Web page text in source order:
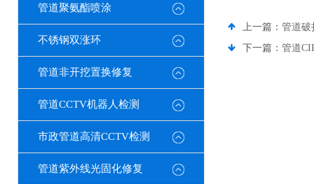
管道聚氨酯喷涂
不锈钢双涨环
管道非开挖置换修复
管道CCTV机器人检测
市政管道高清CCTV检测
管道紫外线光固化修复
上一篇： 管道破
下一篇： 管道